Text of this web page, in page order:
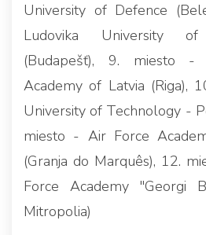
University of Defence
Ludovika University
(Budapešť), 9. miesto -
Academy of Latvia (Riga),
University of Technology -
miesto - Air Force
(Granja do Marquês), 12.
Force Academy "Georgi
Mitropolia)